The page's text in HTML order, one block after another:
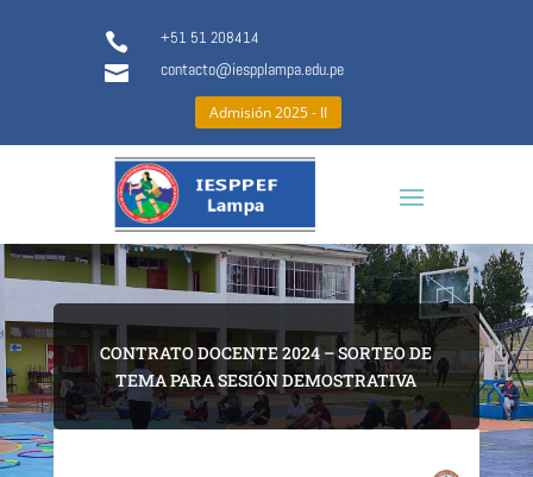
 +51 51 208414
 contacto@iespplampa.edu.pe
Admisión 2025 - II
CONTRATO DOCENTE 2024 – SORTEO DE
TEMA PARA SESIÓN DEMOSTRATIVA